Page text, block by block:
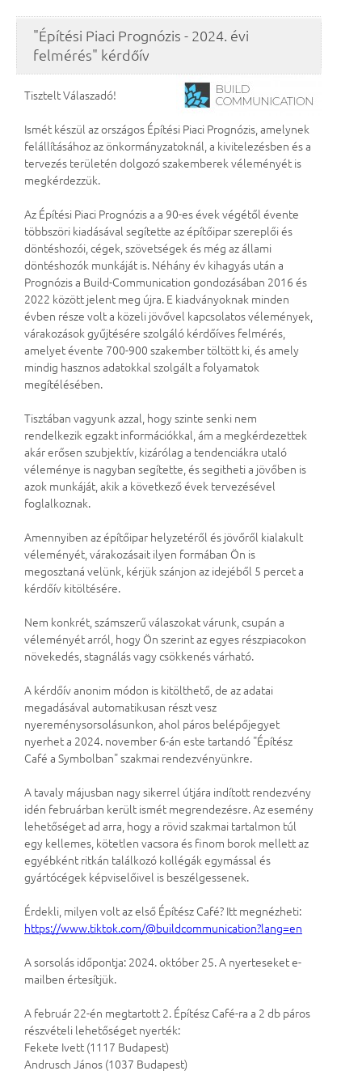
"Építési Piaci Prognózis - 2024. évi
felmérés" kérdőív
Tisztelt Válaszadó!
Ismét készül az országos Építési Piaci Prognózis, amelynek
felállításához az önkormányzatoknál, a kivitelezésben és a
tervezés területén dolgozó szakemberek véleményét is
megkérdezzük.
Az Építési Piaci Prognózis a a 90-es évek végétől évente
többszöri kiadásával segítette az építőipar szereplői és
döntéshozói, cégek, szövetségek és még az állami
döntéshozók munkáját is. Néhány év kihagyás után a
Prognózis a Build-Communication gondozásában 2016 és
2022 között jelent meg újra. E kiadványoknak minden
évben része volt a közeli jövővel kapcsolatos vélemények,
várakozások gyűjtésére szolgáló kérdőíves felmérés,
amelyet évente 700-900 szakember töltött ki, és amely
mindig hasznos adatokkal szolgált a folyamatok
megítélésében.
Tisztában vagyunk azzal, hogy szinte senki nem
rendelkezik egzakt információkkal, ám a megkérdezettek
akár erősen szubjektív, kizárólag a tendenciákra utaló
véleménye is nagyban segítette, és segitheti a jövőben is
azok munkáját, akik a következő évek tervezésével
foglalkoznak.
Amennyiben az építőipar helyzetéről és jövőről kialakult
véleményét, várakozásait ilyen formában Ön is
megosztaná velünk, kérjük szánjon az idejéből 5 percet a
kérdőív kitöltésére.
Nem konkrét, számszerű válaszokat várunk, csupán a
véleményét arról, hogy Ön szerint az egyes részpiacokon
növekedés, stagnálás vagy csökkenés várható.
A kérdőív anonim módon is kitölthető, de az adatai
megadásával automatikusan részt vesz
nyereménysorsolásunkon, ahol páros belépőjegyet
nyerhet a 2024. november 6-án este tartandó "Építész
Café a Symbolban" szakmai rendezvényünkre.
A tavaly májusban nagy sikerrel útjára indított rendezvény
idén februárban került ismét megrendezésre. Az esemény
lehetőséget ad arra, hogy a rövid szakmai tartalmon túl
egy kellemes, kötetlen vacsora és finom borok mellett az
egyébként ritkán találkozó kollégák egymással és
gyártócégek képviselőivel is beszélgessenek.
Érdekli, milyen volt az első Építész Café? Itt megnézheti:
https://www.tiktok.com/@buildcommunication?lang=en
A sorsolás időpontja: 2024. október 25. A nyerteseket e-
mailben értesítjük.
A február 22-én megtartott 2. Építész Café-ra a 2 db páros
részvételi lehetőséget nyerték:
Fekete Ivett (1117 Budapest)
Andrusch János (1037 Budapest)